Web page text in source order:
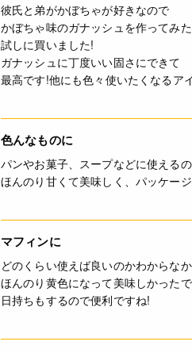
彼氏と弟がかぼちゃが好きなので
かぼちゃ味のガナッシュを作ってみ
試しに買いました!
ガナッシュに丁度いい固さにできて
最高です!他にも色々使いたくなるア
色んなものに
パンやお菓子、スープなどに使える
ほんのり甘くて美味しく、パッケー
マフィンに
どのくらい使えば良いのかわからな
ほんのり黄色になって美味しかったで
日持ちもするので便利ですね!